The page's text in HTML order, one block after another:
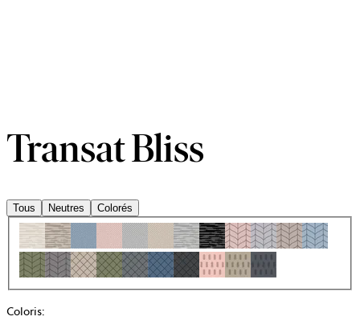
Transat Bliss
Tous Neutres Colorés
Coloris: